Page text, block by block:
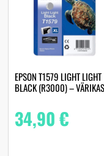
EPSON T1579 LIGHT LIGHT
BLACK (R3000) –
34,90€